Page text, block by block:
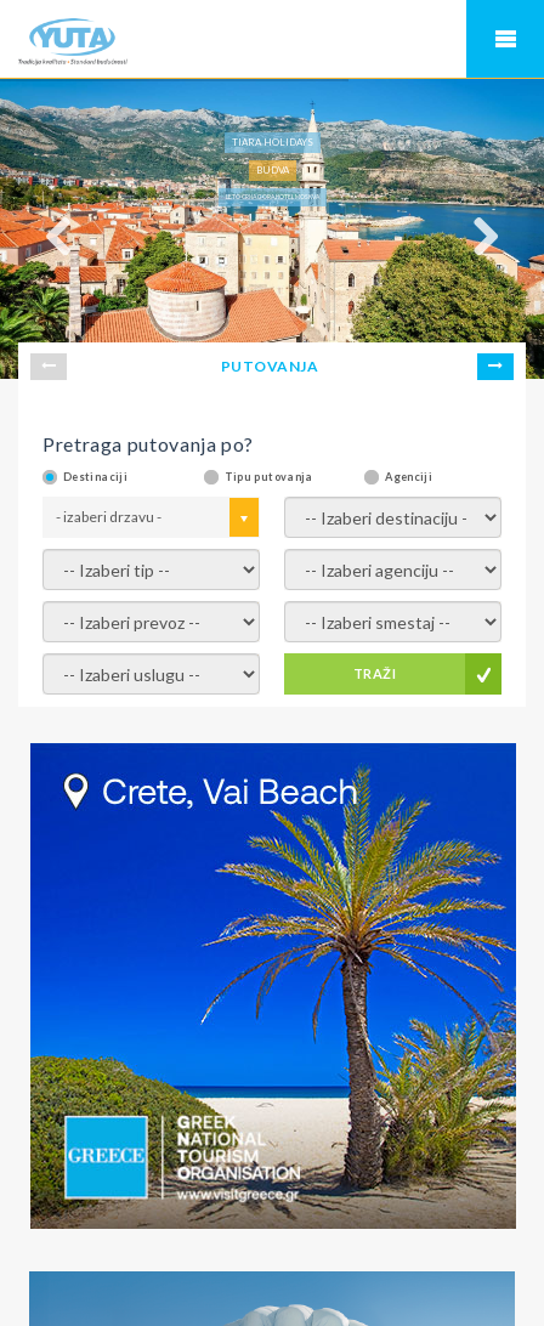
TIARA HOLIDAYS
BUDVA
LETO CRNA GORA,HOTEL MOSKVA
PUTOVANJA
Pretraga putovanja po?
Destinaciji Tipu putovanja Agenciji
- izaberi drzavu - - izaberi destinaciju -
- izaberi tip - - izaberi agenciju -
- izaberi prevoz - - Izaberite smestaj -
- Izaberite uslugu - TRAŽI